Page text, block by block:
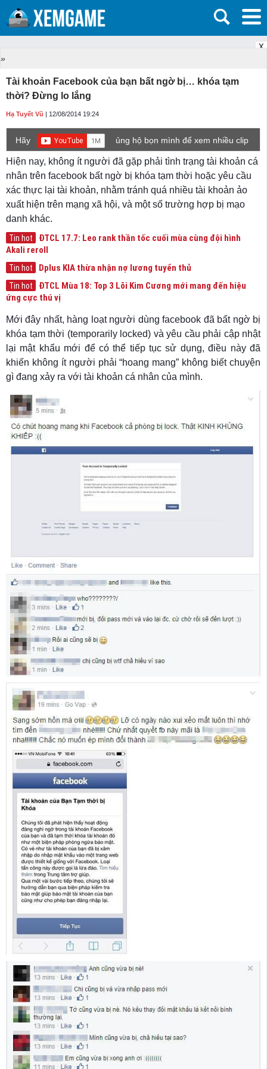
X
»
Tài khoản Facebook của bạn bất ngờ bị… khóa tạm
thời? Đừng lo lắng
Hạ Tuyết Vũ | 12/08/2014 19:24
Hãy
ủng hộ bọn mình để xem nhiều clip
game mới hơn nhé!
Hiện nay, không ít người đã gặp phải tình trạng tài khoản cá
nhân trên facebook bất ngờ bị khóa tạm thời hoặc yêu cầu
xác thực lại tài khoản, nhằm tránh quá nhiều tài khoản ảo
xuất hiện trên mạng xã hội, và một số trường hợp bị mạo
danh khác.
Tin hot
ĐTCL 17.7: Leo rank thần tốc cuối mùa cùng đội hình
Akali reroll
Tin hot Dplus KIA thừa nhận nợ lương tuyển thủ
Tin hot
ĐTCL Mùa 18: Top 3 Lõi Kim Cương mới mang đến hiệu
ứng cực thú vị
Mới đây nhất, hàng loạt người dùng facebook đã bất ngờ bị
khóa tạm thời (temporarily locked) và yêu cầu phải cập nhật
lại mật khẩu mới để có thể tiếp tục sử dụng, điều này đã
khiến không ít người phải “hoang mang” không biết chuyện
gì đang xảy ra với tài khoản cá nhân của mình.